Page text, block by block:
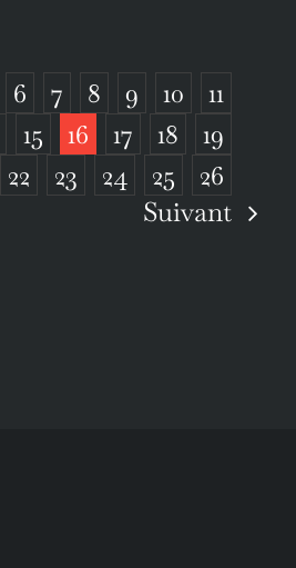
6 7 8 9 10
11
15 16 17 18
19
22 23 24 25
26
Suivant